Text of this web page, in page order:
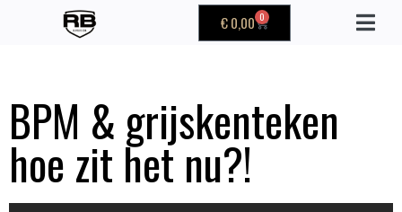
€0,00 0
BPM & grijskenteken
hoe zit het nu?!